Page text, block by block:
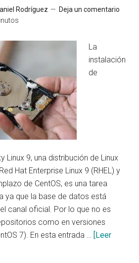
Rodríguez
Deja un comentario
La
instalación
de
Linux 9, una distribución de Linux
Hat Enterprise Linux 9 (RHEL) y
de CentOS, es una tarea
ya que la base de datos está
canal oficial. Por lo que no es
como en versiones
7). En esta entrada … [Leer